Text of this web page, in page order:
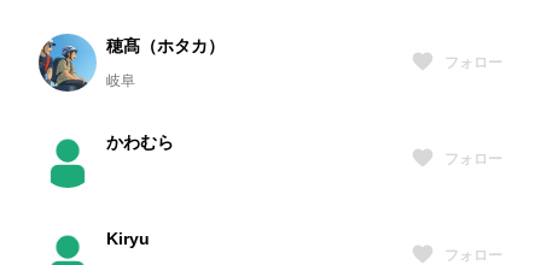
穂髙（ホタカ）
岐阜
フォロー
かわむら
フォロー
Kiryu
フォロー